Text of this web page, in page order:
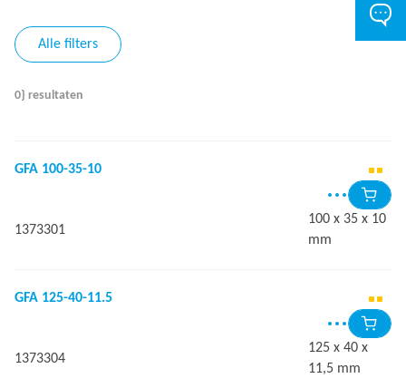
Alle filters
0} resultaten
GFA 100-35-10
1373301
100 x 35 x 10
mm
GFA 125-40-11.5
1373304
125 x 40 x
11,5 mm